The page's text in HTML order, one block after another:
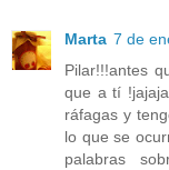
Marta 7 de
Pilar!!!antes
que a tí
ráfagas y
lo que se
palabras